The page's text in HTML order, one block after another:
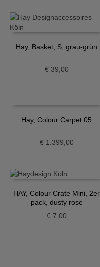
Hay, Basket, S, grau-grün
€39,00
Hay, Colour Carpet 05
€1.399,00
HAY, Colour Crate Mini, 2er
pack, dusty rose
€7,00